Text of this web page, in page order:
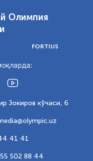
Олимпия
FORTIUS
Зокиров кўчаси, 6
41 41
502 88 44